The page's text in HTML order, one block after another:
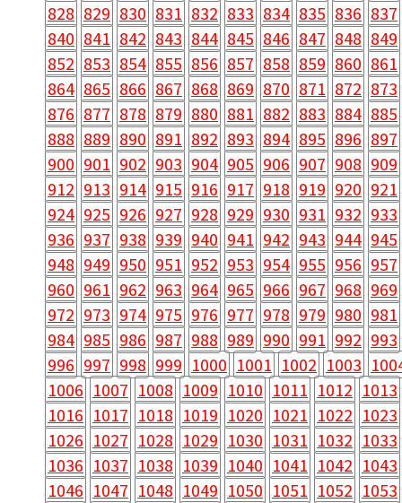
828 829 830 831 832 833 834 835 836 837
840 841 842 843 844 845 846 847 848 849
852 853 854 855 856 857 858 859 860 861
864 865 866 867 868 869 870 871 872 873
876 877 878 879 880 881 882 883 884 885
888 889 890 891 892 893 894 895 896 897
900 901 902 903 904 905 906 907 908 909
912 913 914 915 916 917 918 919 920 921
924 925 926 927 928 929 930 931 932 933
936 937 938 939 940 941 942 943 944 945
948 949 950 951 952 953 954 955 956 957
960 961 962 963 964 965 966 967 968 969
972 973 974 975 976 977 978 979 980 981
984 985 986 987 988 989 990 991 992 993
996 997 998 999 1000 1001 1002 1003
1006 1007 1008 1009 1010 1011 1012 1013
1016 1017 1018 1019 1020 1021 1022 1023
1026 1027 1028 1029 1030 1031 1032 1033
1036 1037 1038 1039 1040 1041 1042 1043
1046 1047 1048 1049 1050 1051 1052 1053